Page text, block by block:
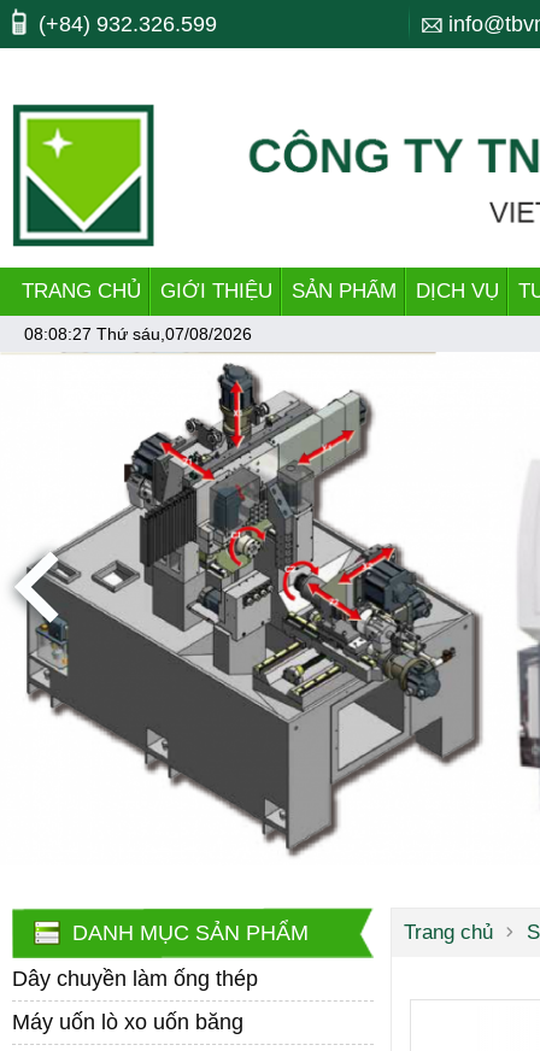
Máy công cụ, may cong cu, CNC, máy cnc, trung tam gia cong, ttgc,
bending, lò xo, nhiet luyen, quenching, tube making machine, dây
(+84) 932.326.599
TRANG CHỦ GIỚI THIỆU SẢN PHẨM DỊCH VỤ
08:08:27 Thứ sáu,07/08/2026
DANH MỤC SẢN PHẨM
Dây chuyền làm ống thép
Máy uốn lò xo uốn băng
Trang chủ